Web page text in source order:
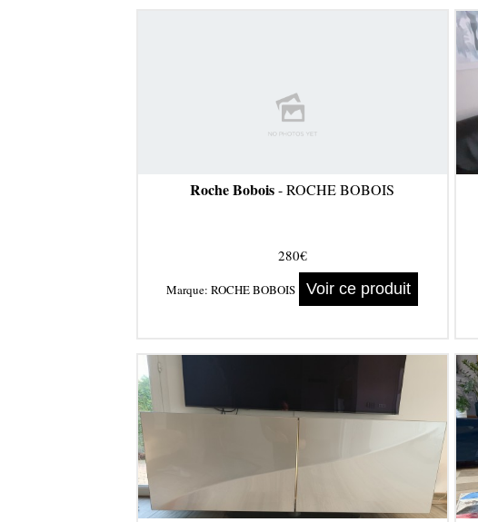
Roche Bobois- ROCHE BOBOIS
280€
Marque: ROCHE BOBOIS Voir ce produit